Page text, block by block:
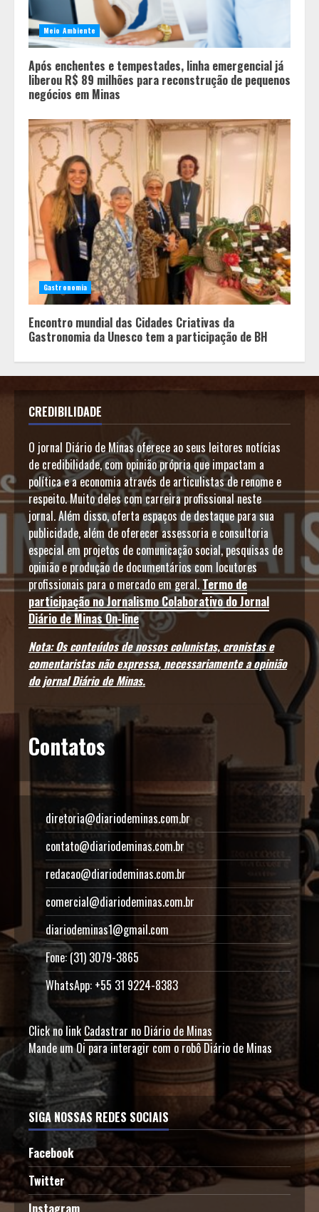
Meio Ambiente
Após enchentes e tempestades, linha emergencial já
liberou R$ 89 milhões para reconstrução de pequenos
negócios em Minas
Gastronomia
Encontro mundial das Cidades Criativas da
Gastronomia da Unesco tem a participação de BH
CREDIBILIDADE
O jornal Diário de Minas oferece ao seus leitores notícias
de credibilidade, com opinião própria que impactam a
política e a economia através de articulistas de renome e
respeito. Muito deles com carreira profissional neste
jornal. Além disso, oferta espaços de destaque para sua
publicidade, além de oferecer assessoria e consultoria
especial em projetos de comunicação social, pesquisas de
opinião e produção de documentários com locutores
profissionais para o mercado em geral.Termo de
participação no Jornalismo Colaborativo do Jornal
Diário de Minas On-line
Nota: Os conteúdos de nossos colunistas, cronistas e
comentaristas não expressa, necessariamente a opinião
do jornal Diário de Minas.
Contatos
diretoria@diariodeminas.com.br
contato@diariodeminas.com.br
redacao@diariodeminas.com.br
comercial@diariodeminas.com.br
diariodeminas1@gmail.com
Fone: (31) 3079-3865
WhatsApp: +55 31 9224-8383
Click no link Cadastrar no Diário de Minas
Mande um Oi para interagir com o robô Diário de Minas
SIGA NOSSAS REDES SOCIAIS
Facebook
Twitter
Instagram